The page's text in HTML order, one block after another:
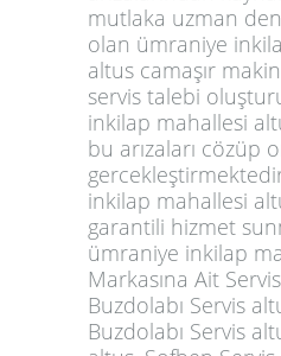
mutlaka uzman
olan ümraniye
altus camaşır
servis talebi
inkilap mahallesi
bu arızaları cözüp
inkilap mahallesi
garantili hizmet
ümraniye inkilap
Markasına Ait
Buzdolabı Servis
Buzdolabı Servis